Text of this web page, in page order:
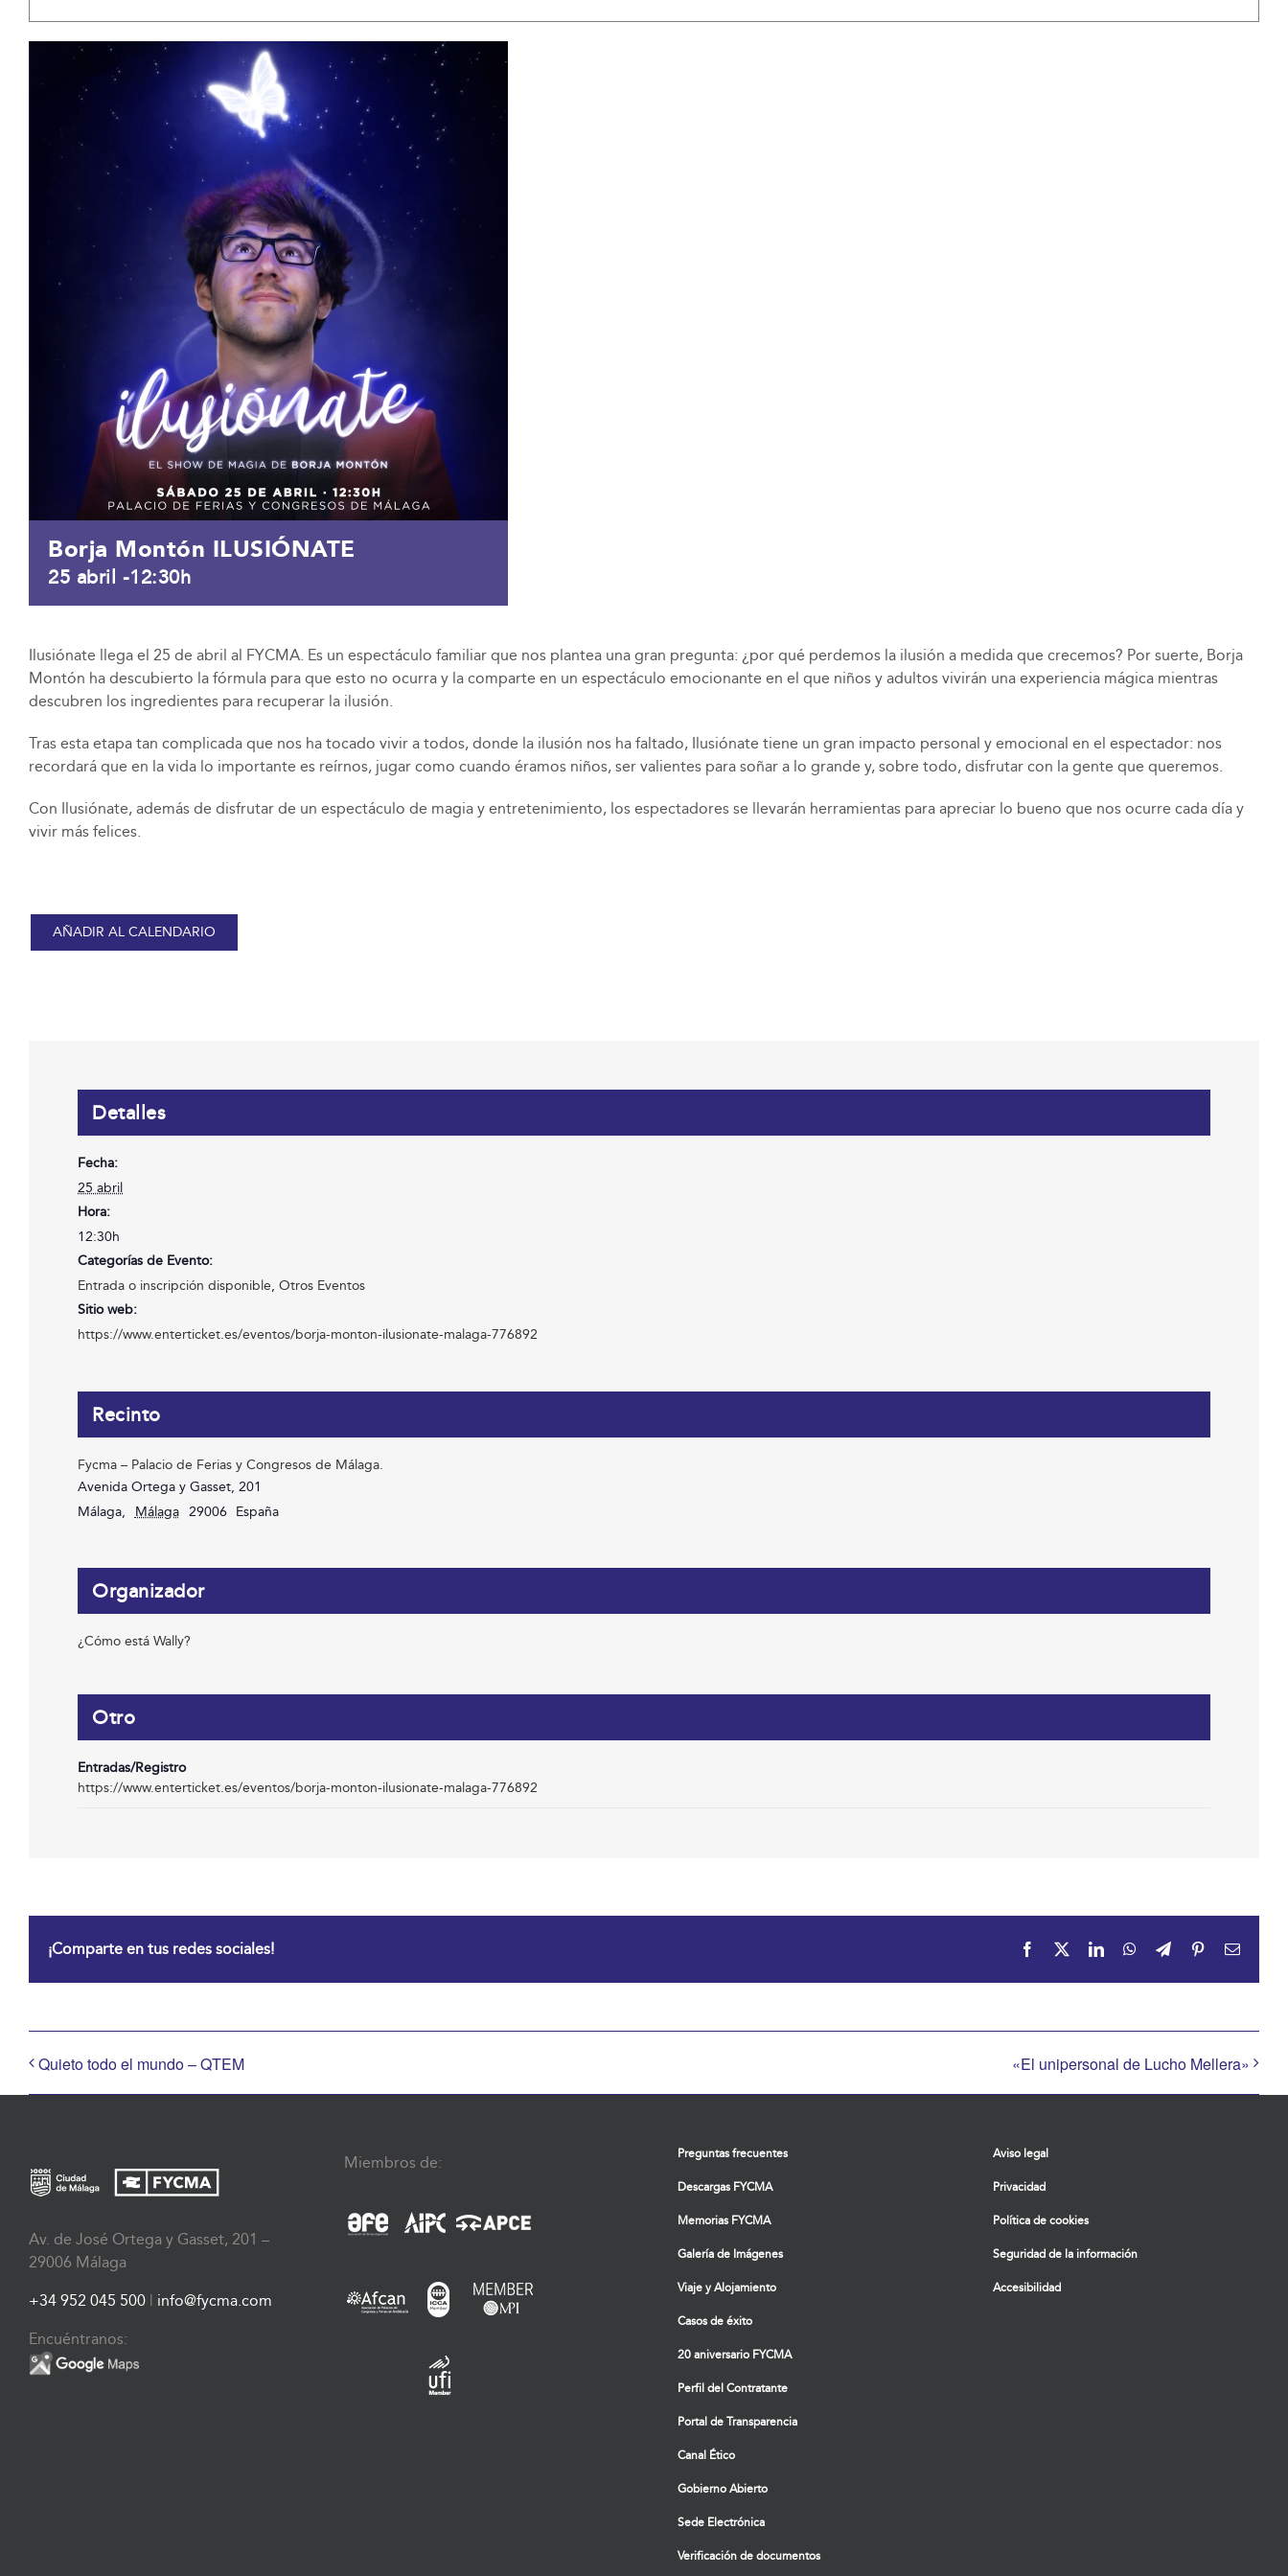
Borja Montón ILUSIÓNATE
25 abril -12:30h
Ilusiónate llega el 25 de abril al FYCMA. Es un espectáculo familiar que nos plantea una gran pregunta: ¿por qué perdemos la ilusión a medida que crecemos? Por suerte, Borja
Montón ha descubierto la fórmula para que esto no ocurra y la comparte en un espectáculo emocionante en el que niños y adultos vivirán una experiencia mágica mientras
descubren los ingredientes para recuperar la ilusión.
Tras esta etapa tan complicada que nos ha tocado vivir a todos, donde la ilusión nos ha faltado, Ilusiónate tiene un gran impacto personal y emocional en el espectador: nos
recordará que en la vida lo importante es reírnos, jugar como cuando éramos niños, ser valientes para soñar a lo grande y, sobre todo, disfrutar con la gente que queremos.
Con Ilusiónate, además de disfrutar de un espectáculo de magia y entretenimiento, los espectadores se llevarán herramientas para apreciar lo bueno que nos ocurre cada día y
vivir más felices.
AÑADIR AL CALENDARIO
Detalles
Fecha:
25 abril
Hora:
12:30h
Categorías de Evento:
Entrada o inscripción disponible,Otros Eventos
Sitio web:
https://www.enterticket.es/eventos/borja-monton-ilusionate-malaga-776892
Recinto
Fycma – Palacio de Ferias y Congresos de Málaga.
Avenida Ortega y Gasset, 201
Málaga, Málaga 29006 España
Organizador
¿Cómo está Wally?
Otro
Entradas/Registro
https://www.enterticket.es/eventos/borja-monton-ilusionate-malaga-776892
¡Comparte en tus redes sociales! Facebook LinkedInWhatsApp
TelegramPinterestCorreo
Quieto todo el mundo – QTEM «El unipersonal de Lucho Mellera»
Av. de José Ortega y Gasset, 201 –
29006 Málaga
+34 952 045 500 info@fycma.com
Encuéntranos:
Miembros de: Preguntas frecuentes
Descargas FYCMA
Memorias FYCMA
Galería de Imágenes
Viaje y Alojamiento
Casos de éxito
20 aniversario FYCMA
Perfil del Contratante
Portal de Transparencia
Canal Ético
Gobierno Abierto
Sede Electrónica
Verificación de documentos
Aviso legal
Privacidad
Política de cookies
Seguridad de la información
Accesibilidad